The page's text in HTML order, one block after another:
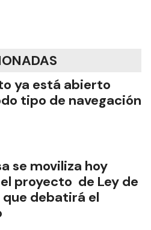
ya está abierto
tipo de navegación
se moviliza hoy
proyecto de Ley de
debatirá el